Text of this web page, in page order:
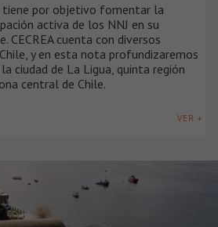
tiene por objetivo fomentar la
activa de los NNJ en su
CECREA cuenta con diversos
y en esta nota profundizaremos
ciudad de La Ligua, quinta región
central de Chile.
VER +